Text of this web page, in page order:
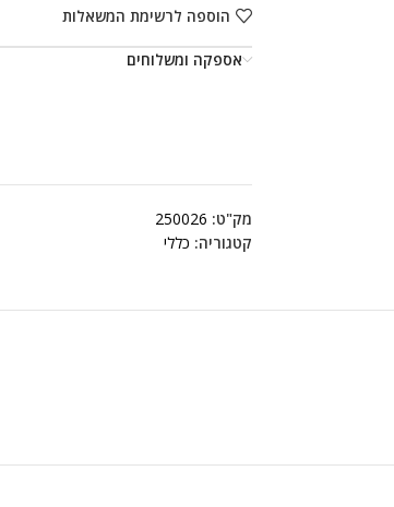
הוספה לרשימת המשאלות
אספקה ומשלוחים
מק"ט: 250026
קטגוריה: כללי